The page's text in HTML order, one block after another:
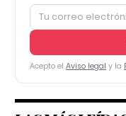
Acepto el Aviso legal y la